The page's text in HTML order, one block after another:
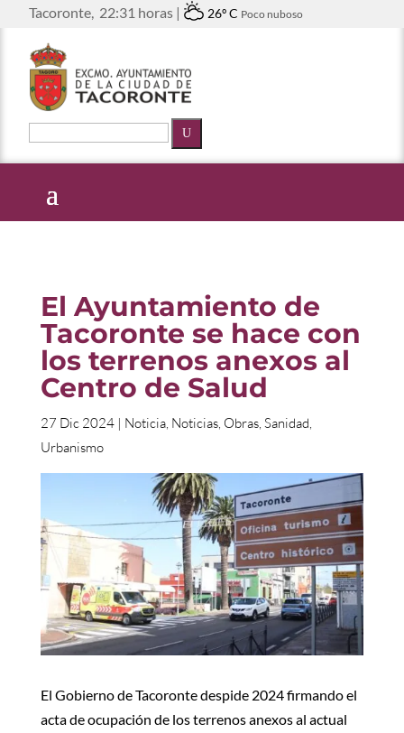
Tacoronte, 22:31 horas | 26º C Poco nuboso
U
El Ayuntamiento de
Tacoronte se hace con
los terrenos anexos al
Centro de Salud
27 Dic 2024| Noticia, Noticias, Obras, Sanidad,
Urbanismo
El Gobierno de Tacoronte despide 2024 firmando el
acta de ocupación de los terrenos anexos al actual